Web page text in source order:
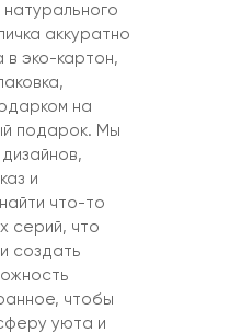
аккуратно
в эко-картон,
на
подарок. Мы
и
что-то
серий, что
создать
чтобы
уюта и